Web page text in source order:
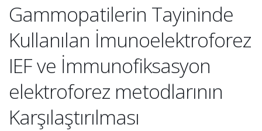
Gammopatilerin Tayininde
Kullanılan İmunoelektroforez
IEF ve İmmunofiksasyon
elektroforez metodlarının
Karşılaştırılması